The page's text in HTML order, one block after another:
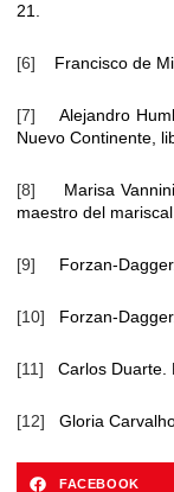
21.
[6] Francisco de
[7] Alejandro
Nuevo Continente,
[8] Marisa Vannini
maestro del
[9] Forzan-Dagger.
[10] Forzan-
[11] Carlos Duarte.
[12] Gloria
FACEBOOK